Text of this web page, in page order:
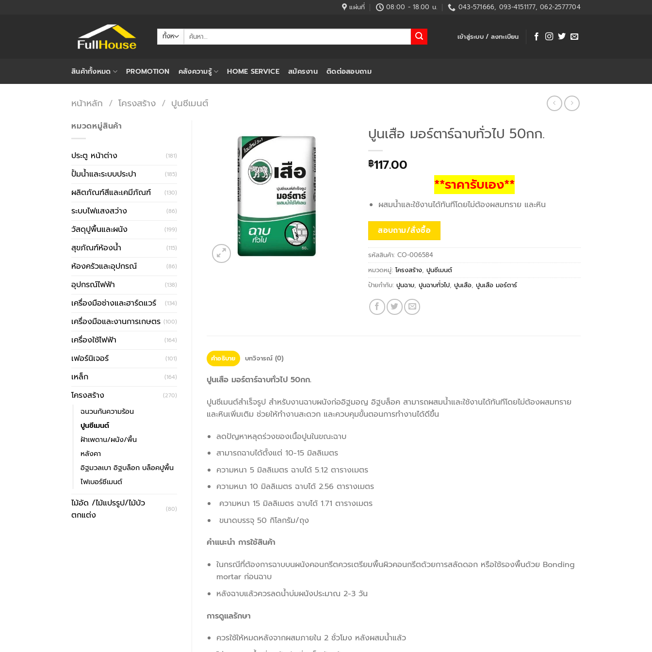
แผ่นที่ 08:00 - 18.00 น. 043-571666, 093-4151177, 062-2577704
ค้นหา: เข้าสู่ระบบ / ลงทะเบียน
สินค้าทั้งหมด PROMOTION คลังความรู้ HOME SERVICE สมัครงาน ติดต่อสอบถาม
หน้าหลัก / โครงสร้าง / ปูนซีเมนต์
หมวดหมู่สินค้า
ประตู หน้าต่าง (181)
ปั้มน้ำและระบบประปา (185)
ผลิตภัณฑ์สีและเคมีภัณฑ์ (130)
ระบบไฟแสงสว่าง (86)
วัสดุปูพื้นและผนัง (199)
สุขภัณฑ์ห้องน้ำ (115)
ห้องครัวและอุปกรณ์ (86)
อุปกรณ์ไฟฟ้า (138)
เครื่องมือช่างและฮาร์ดแวร์ (134)
เครื่องมือและงานการเกษตร (100)
เครื่องใช้ไฟฟ้า (164)
เฟอร์นิเจอร์ (101)
เหล็ก (164)
โครงสร้าง (270)
ฉนวนกันความร้อน
ปูนซีเมนต์
ฝ้าเพดาน/ผนัง/พื้น
หลังคา
อิฐมวลเบา อิฐบล็อก บล็อคปูพื้น
ไฟเบอร์ซีเมนต์
ไม้อัด /ไม้แปรรูป/ไม้บัว
ตกแต่ง
(80)
ปูนเสือ มอร์ตาร์ฉาบทั่วไป 50กก.
฿117.00
**ราคารับเอง**
ผสมน้ำและใช้งานได้ทันทีโดยไม่ต้องผสมทราย และหิน
สอบถาม/สั่งซื้อ
รหัสสินค้า:CO-006584
หมวดหมู่:โครงสร้าง,ปูนซีเมนต์
ป้ายกำกับ:ปูนฉาบ,ปูนฉาบทั่วไป,ปูนเสือ,ปูนเสือ มอร์ตาร์
คำอธิบาย บทวิจารณ์ (0)
ปูนเสือ มอร์ตาร์ฉาบทั่วไป 50กก.
ปูนซีเมนต์สำเร็จรูป สำหรับงานฉาบผนังก่ออิฐมอญ อิฐบล็อค สามารถผสมน้ำและใช้งานได้ทันทีโดยไม่ต้องผสมทราย
และหินเพิ่มเติม ช่วยให้ทำงานสะดวก และควบคุมขั้นตอนการทำงานได้ดีขึ้น
ลดปัญหาหลุดร่วงของเนื้อปูนในขณะฉาบ
สามารถฉาบได้ตั้งแต่ 10-15 มิลลิเมตร
ความหนา 5 มิลลิเมตร ฉาบได้ 5.12 ตารางเมตร
ความหนา 10 มิลลิเมตร ฉาบได้ 2.56 ตารางเมตร
ความหนา 15 มิลลิเมตร ฉาบได้ 1.71 ตารางเมตร
ขนาดบรรจุ 50 กิโลกรัม/ถุง
คำแนะนำ การใช้สินค้า
ในกรณีที่ต้องการฉาบบนผนังคอนกรีตควรเตรียมพื้นผิวคอนกรีตด้วยการสลัดดอก หรือใช้รองพื้นด้วย Bonding
mortar ก่อนฉาบ
หลังฉาบแล้วควรลดน้ำบ่มผนังประมาณ 2-3 วัน
การดูแลรักษา
ควรใช้ให้หมดหลังจากผสมภายใน 2 ชั่วโมง หลังผสมน้ำแล้ว